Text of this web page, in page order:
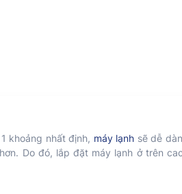
khoảng nhất định, máy lạnh sẽ dễ
Do đó, lắp đặt máy lạnh ở trên